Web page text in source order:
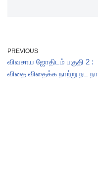
PREVIOUS
விவசாய ஜோதிடம் பகுதி 2 :
விதை விதைக்க நாற்று நட